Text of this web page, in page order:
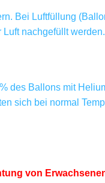
Bei Luftfüllung
nachgefüllt werden.
des Ballons mit
sich bei normal
von